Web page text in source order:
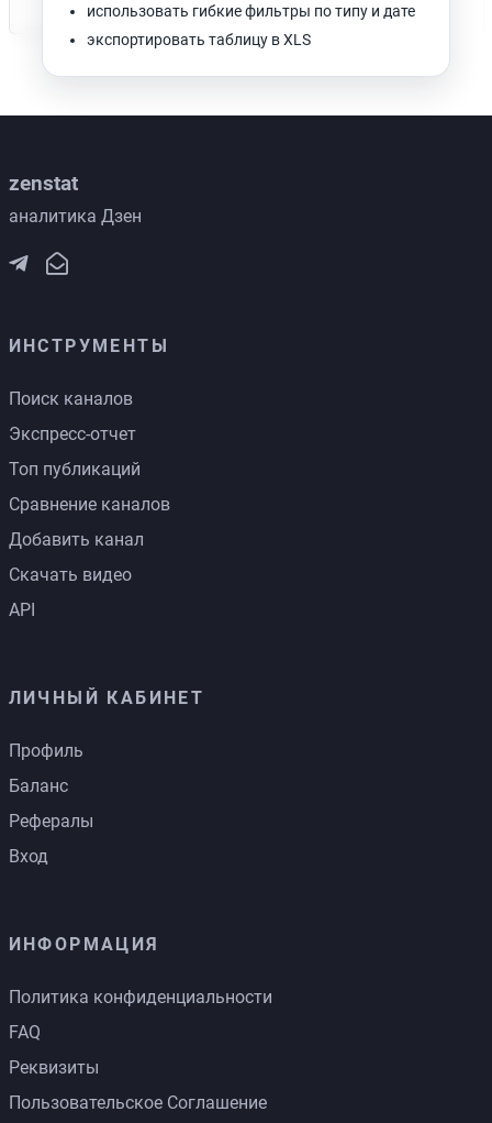
использовать гибкие фильтры по типу и дате
экспортировать таблицу в XLS
zenstat
аналитика Дзен
ИНСТРУМЕНТЫ
Поиск каналов
Экспресс-отчет
Топ публикаций
Сравнение каналов
Добавить канал
Скачать видео
API
ЛИЧНЫЙ КАБИНЕТ
Профиль
Баланс
Рефералы
Вход
ИНФОРМАЦИЯ
Политика конфиденциальности
FAQ
Реквизиты
Пользовательское Соглашение